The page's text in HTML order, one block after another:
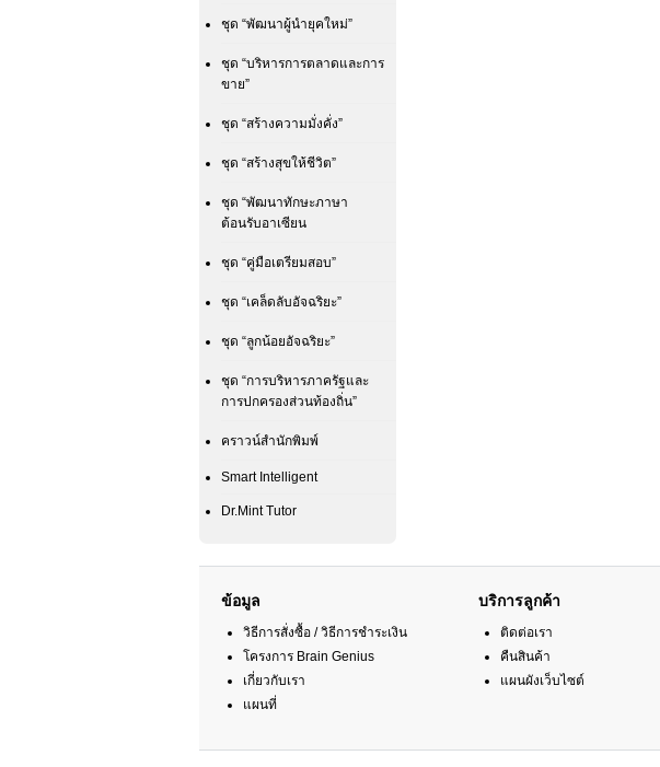
ชุด “พัฒนาผู้นำยุคใหม่”
ชุด “บริหารการตลาดและการ
ขาย”
ชุด “สร้างความมั่งคั่ง”
ชุด “สร้างสุขให้ชีวิต”
ชุด “พัฒนาทักษะภาษา
ต้อนรับอาเซียน
ชุด “คู่มือเตรียมสอบ”
ชุด “เคล็ดลับอัจฉริยะ”
ชุด “ลูกน้อยอัจฉริยะ”
ชุด “การบริหารภาครัฐและ
การปกครองส่วนท้องถิ่น”
คราวน์สำนักพิมพ์
Smart Intelligent
Dr.Mint Tutor
ข้อมูล
วิธีการสั่งซื้อ / วิธีการชำระเงิน
โครงการ Brain Genius
เกี่ยวกับเรา
แผนที่
บริการลูกค้า
ติดต่อเรา
คืนสินค้า
แผนผังเว็บไซต์